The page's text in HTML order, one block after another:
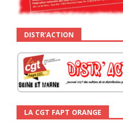
DISTR’ACTION
LA CGT FAPT ORANGE